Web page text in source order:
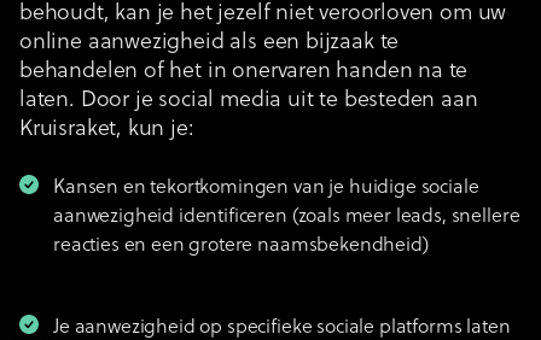
behoudt, kan je het jezelf niet veroorloven om uw
online aanwezigheid als een bijzaak te
behandelen of het in onervaren handen na te
laten. Door je social media uit te besteden aan
Kruisraket, kun je:
Kansen en tekortkomingen van je huidige sociale
aanwezigheid identificeren (zoals meer leads, snellere
reacties en een grotere naamsbekendheid)
Je aanwezigheid op specifieke sociale platforms laten